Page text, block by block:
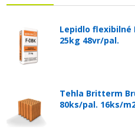
Lepidlo flexibilné
25kg 48vr/pal.
Tehla Britterm
80ks/pal. 16ks/